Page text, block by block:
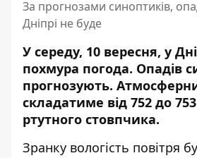
За прогнозами синоптиків,
Дніпрі не буде
У середу, 10 вересня, у
похмура погода. Опадів
прогнозують.
складатиме від 752 до
ртутного стовпчика.
Зранку вологість повітря